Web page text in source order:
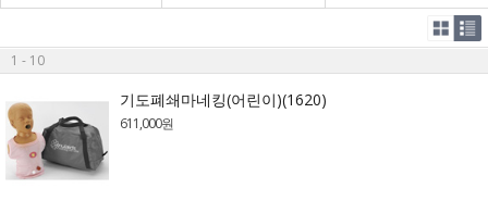
1 - 10
기도폐쇄마네킹(어린이)(1620)
611,000원